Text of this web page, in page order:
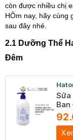
còn được nhiều chị
HÔm nay, hãy cùng
sau đây nhé.
2.1 Dưỡng Thể
Đêm
Sữa